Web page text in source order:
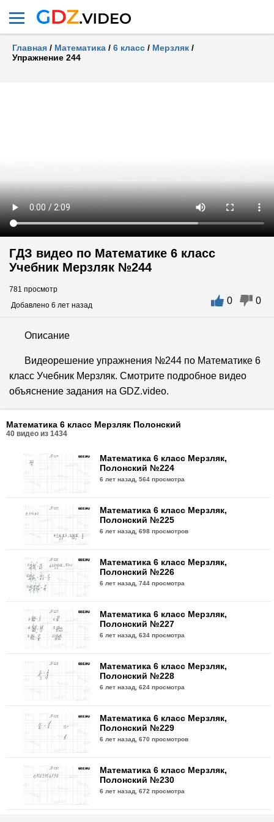
Главная / Математика / 6 класс / Мерзляк /
Упражнение 244
ГДЗ видео по Математике 6 класс
Учебник Мерзляк №244
781 просмотр
Добавлено 6 лет назад
0 0
Описание
Видеорешение упражнения №244 по Математике 6
класс Учебник Мерзляк. Смотрите подробное видео
объяснение задания на GDZ.video.
Математика 6 класс Мерзляк Полонский
40 видео из 1434
Математика 6 класс Мерзляк,
Полонский №224
6 лет назад,564 просмотра
Математика 6 класс Мерзляк,
Полонский №225
6 лет назад,698 просмотров
Математика 6 класс Мерзляк,
Полонский №226
6 лет назад,744 просмотра
Математика 6 класс Мерзляк,
Полонский №227
6 лет назад,634 просмотра
Математика 6 класс Мерзляк,
Полонский №228
6 лет назад,624 просмотра
Математика 6 класс Мерзляк,
Полонский №229
6 лет назад,670 просмотров
Математика 6 класс Мерзляк,
Полонский №230
6 лет назад,672 просмотра